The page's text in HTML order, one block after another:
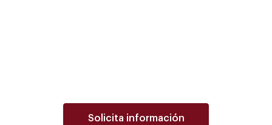
Solicita información